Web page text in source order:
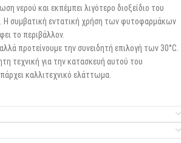
νερού και εκπέμπει λιγότερο διοξείδιο του
Η συμβατική εντατική χρήση των φυτοφαρμάκων
το περιβάλλον.
προτείνουμε την συνειδητή επιλογή των 30°C.
τεχνική για την κατασκευή αυτού του
καλλιτεχνικό ελάττωμα.